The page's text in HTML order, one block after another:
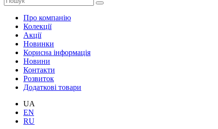
Про компанію
Колекції
Акції
Новинки
Корисна інформація
Новини
Контакти
Розвиток
Додаткові товари
UA
EN
RU